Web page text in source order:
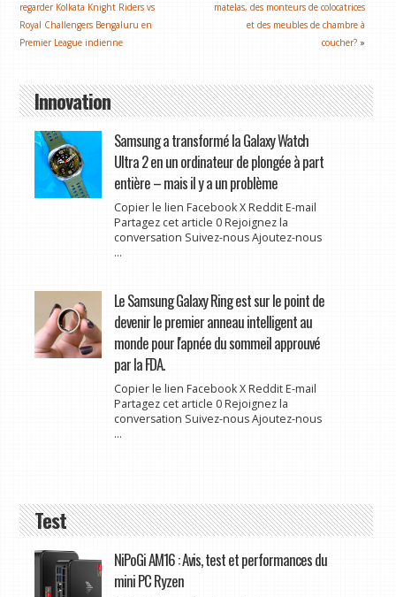
regarder Kolkata Knight Riders vs
Royal Challengers Bengaluru en
Premier League indienne
matelas, des monteurs de colocatrices
et des meubles de chambre à
coucher? »
Innovation
Samsung a transformé la Galaxy Watch
Ultra 2 en un ordinateur de plongée à part
entière – mais il y a un problème
Copier le lien Facebook X Reddit E-mail
Partagez cet article 0 Rejoignez la
conversation Suivez-nous Ajoutez-nous
...
Le Samsung Galaxy Ring est sur le point de
devenir le premier anneau intelligent au
monde pour l'apnée du sommeil approuvé
par la FDA.
Copier le lien Facebook X Reddit E-mail
Partagez cet article 0 Rejoignez la
conversation Suivez-nous Ajoutez-nous
...
Test
NiPoGi AM16 : Avis, test et performances du
mini PC Ryzen